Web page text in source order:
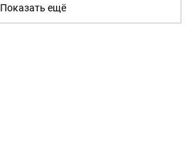
Показать ещё